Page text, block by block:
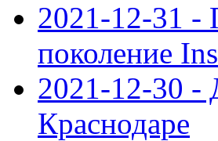
2021-12-31 -
поколение
2021-12-30 -
Краснодаре